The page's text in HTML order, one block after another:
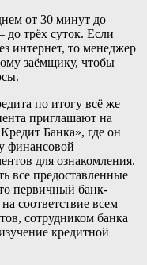
от 30 минут до
до трёх суток. Если
интернет, то менеджер
заёмщику, чтобы
по итогу всё же
приглашают на
Банка», где он
финансовой
для ознакомления.
все предоставленные
первичный банк-
соответствие всем
сотрудником банка
кредитной